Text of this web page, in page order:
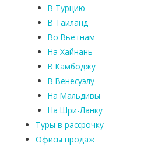
В Турцию
В Таиланд
Во Вьетнам
На Хайнань
В Камбоджу
В Венесуэлу
На Мальдивы
На Шри-Ланку
Туры в рассрочку
Офисы продаж